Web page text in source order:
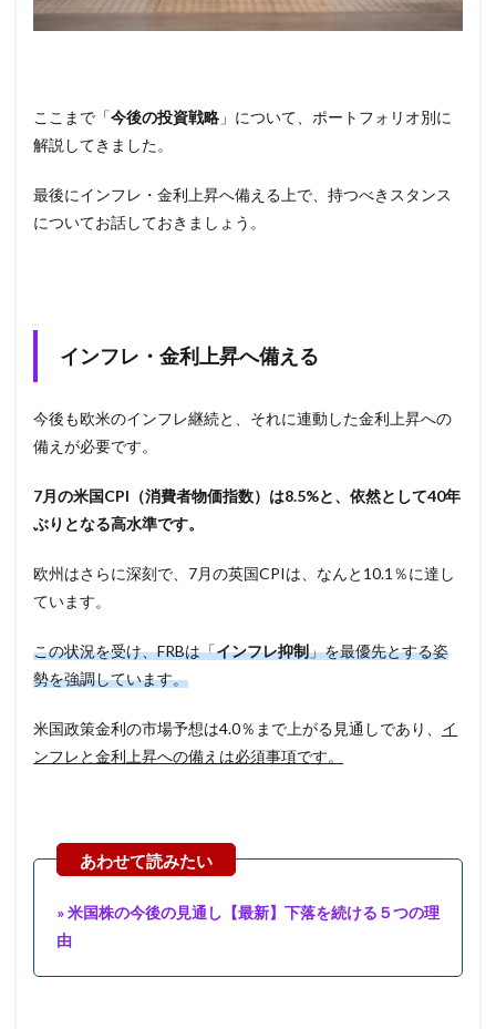
ここまで「今後の投資戦略 」について、ポートフォリオ別に
解説してきました。
最後にインフレ・金利上昇へ備える上で、持つべきスタンス
についてお話しておきましょう。
インフレ・金利上昇へ備える
今後も欧米のインフレ継続と、それに連動した金利上昇への
備えが必要です。
7月の米国CPI（消費者物価指数）は8.5%と、依然として40年
ぶりとなる高水準です。
欧州はさらに深刻で、7月の英国CPIは、なんと10.1％に達し
ています。
この状況を受け、FRBは「インフレ抑制」を最優先とする姿
勢を強調しています。
米国政策金利の市場予想は4.0％まで上がる見通しであり、 イ
ンフレと金利上昇への備えは必須事項です。
» 米国株の今後の見通し【最新】下落を続ける５つの理
由